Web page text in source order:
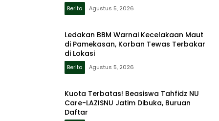
Berita Agustus 5, 2026
Ledakan BBM Warnai Kecelakaan Maut
di Pamekasan, Korban Tewas Terbakar
di Lokasi
Berita Agustus 5, 2026
Kuota Terbatas! Beasiswa Tahfidz NU
Care-LAZISNU Jatim Dibuka, Buruan
Daftar